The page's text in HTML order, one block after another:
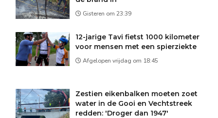
Gisteren om 23:39
12-jarige Tavi fietst 1000 kilometer
voor mensen met een spierziekte
Afgelopen vrijdag om 18:45
Zestien eikenbalken moeten zoet
water in de Gooi en Vechtstreek
redden: 'Droger dan 1947'